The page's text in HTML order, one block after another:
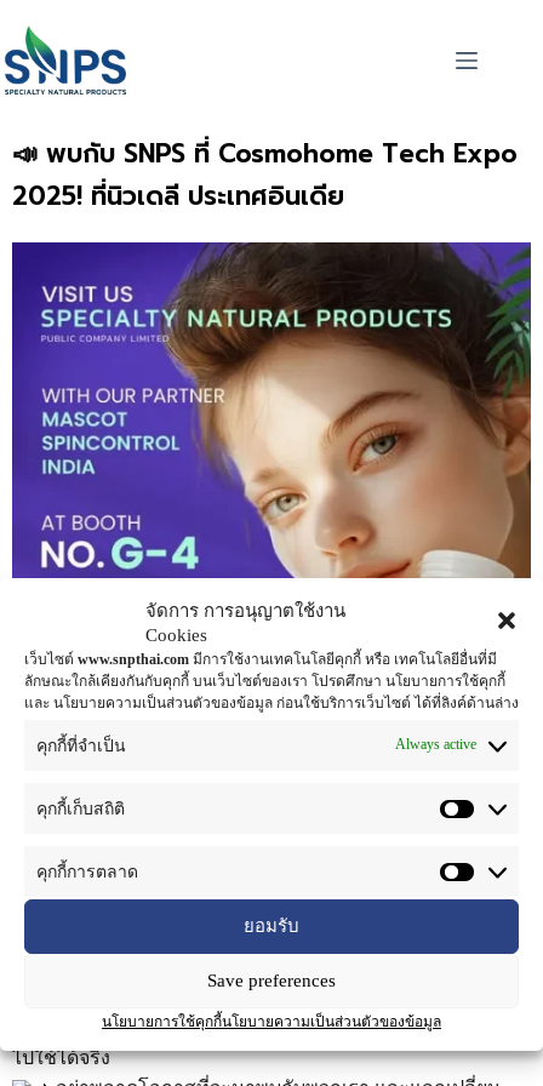
จัดการ การอนุญาตใช้งาน
Cookies
เว็บไซต์ www.snpthai.com มีการใช้งานเทคโนโลยีคุกกี้ หรือ เทคโนโลยีอื่นที่มี
ลักษณะใกล้เคียงกันกับคุกกี้ บนเว็บไซต์ของเรา โปรดศึกษา นโยบายการใช้คุกกี้
และ นโยบายความเป็นส่วนตัวของข้อมูล ก่อนใช้บริการเว็บไซต์ ได้ที่ลิงค์ด้านล่าง
คุกกี้ที่จำเป็น Always active
คุกกี้เก็บสถิติ
คุกกี้การตลาด
ยอมรับ
Save preferences
นโยบายการใช้คุกกี้นโยบายความเป็นส่วนตัวของข้อมูล
📣 พบกับ SNPS ที่ Cosmohome Tech Expo
2025! ที่นิวเดลี ประเทศอินเดีย
วันที่ 16-17 กรกฎาคม 2025
ครั้งนี้เราร่วมจัดแสดงสินค้ากับพันธมิตรของเรา Mascot
Spincontrol India Pvt. Ltd.
ในงานแสดงเทคโนโลยีด้านเครื่องสำอางที่ครบครันที่สุดแห่งปี
ภายใต้แนวคิด
พบสารสกัดธรรมชาติคุณภาพสูงจาก SNPS
อัปเดตเทรนด์ใหม่ พร้อมนวัตกรรมและข้อมูลวิทยาศาสตร์ที่นำ
ไปใช้ได้จริง